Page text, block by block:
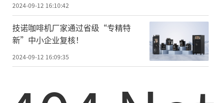
2024-09-12 16:10:42
技诺咖啡机厂家通过省级“专精特
新”中小企业复核！
2024-09-12 16:09:35